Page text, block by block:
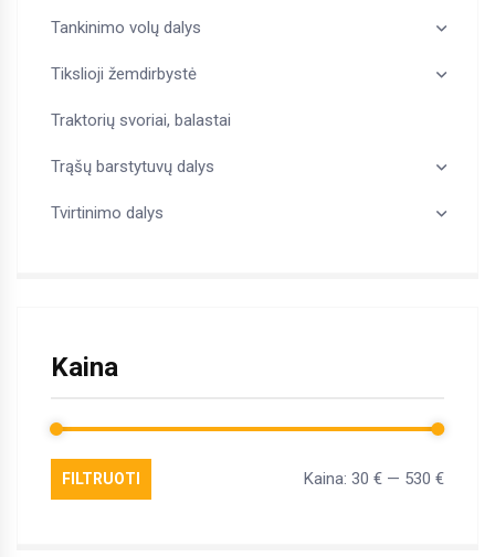
Tankinimo volų dalys
Tikslioji žemdirbystė
Traktorių svoriai, balastai
Trąšų barstytuvų dalys
Tvirtinimo dalys
Kaina
FILTRUOTI Kaina: 30 € — 530 €